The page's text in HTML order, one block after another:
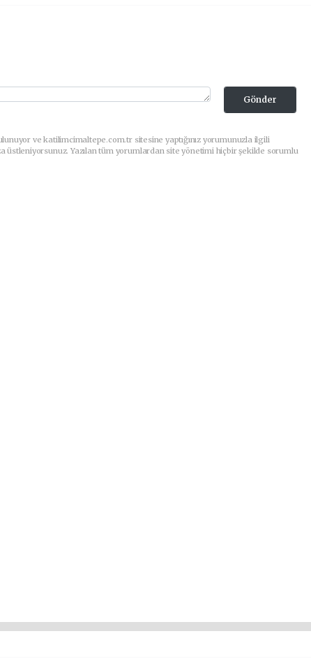
Gönder
ve katilimcimaltepe.com.tr sitesine yaptığınız yorumunuzla ilgili
üstleniyorsunuz. Yazılan tüm yorumlardan site yönetimi hiçbir şekilde sorumlu